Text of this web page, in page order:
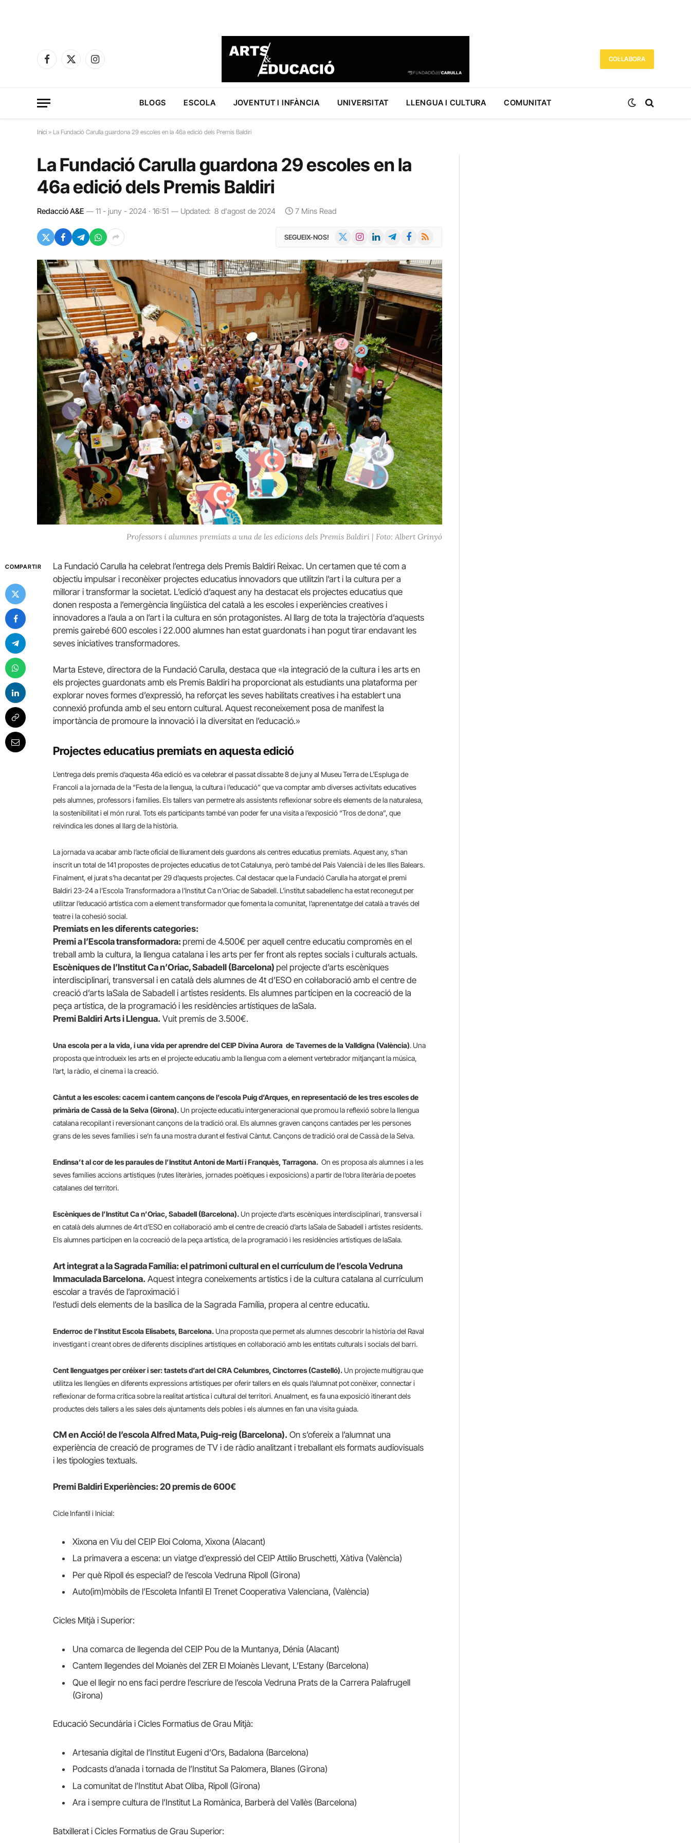
Facebook
X
Instagram
COL·LABORA
BLOGS ESCOLA JOVENTUT I INFÀNCIA UNIVERSITAT LLENGUA I CULTURA COMUNITAT
Inici » La Fundació Carulla guardona 29 escoles en la 46a edició dels Premis Baldiri
La Fundació Carulla guardona 29 escoles en la
46a edició dels Premis Baldiri
Redacció A&E 11 - juny - 2024 · 16:51 Updated: 8 d'agost de 2024 7 Mins Read
SEGUEIX-NOS! InstagramLinkedInTelegramFacebook
RSS
Professors i alumnes premiats a una de les edicions dels Premis Baldiri | Foto: Albert Grinyó
COMPARTIR
La Fundació Carulla ha celebrat l’entrega dels Premis Baldiri Reixac. Un certamen que té com a
objectiu impulsar i reconèixer projectes educatius innovadors que utilitzin l’art i la cultura per a
millorar i transformar la societat. L’edició d’aquest any ha destacat els projectes educatius que
donen resposta a l’emergència lingüística del català a les escoles i experiències creatives i
innovadores a l’aula a on l’art i la cultura en són protagonistes. Al llarg de tota la trajectòria d’aquests
premis gairebé 600 escoles i 22.000 alumnes han estat guardonats i han pogut tirar endavant les
seves iniciatives transformadores.
Marta Esteve, directora de la Fundació Carulla, destaca que «la integració de la cultura i les arts en
els projectes guardonats amb els Premis Baldiri ha proporcionat als estudiants una plataforma per
explorar noves formes d’expressió, ha reforçat les seves habilitats creatives i ha establert una
connexió profunda amb el seu entorn cultural. Aquest reconeixement posa de manifest la
importància de promoure la innovació i la diversitat en l’educació.»
Projectes educatius premiats en aquesta edició
L’entrega dels premis d’aquesta 46a edició es va celebrar el passat dissabte 8 de juny al Museu Terra de L’Espluga de
Francolí a la jornada de la “Festa de la llengua, la cultura i l’educació” que va comptar amb diverses activitats educatives
pels alumnes, professors i famílies. Els tallers van permetre als assistents reflexionar sobre els elements de la naturalesa,
la sostenibilitat i el món rural. Tots els participants també van poder fer una visita a l’exposició “Tros de dona”, que
reivindica les dones al llarg de la història.
La jornada va acabar amb l’acte oficial de lliurament dels guardons als centres educatius premiats.Aquest any, s’han
inscrit un total de 141 propostes de projectes educatius de tot Catalunya, però també del País Valencià i de les Illes Balears.
Finalment, el jurat s’ha decantat per 29 d’aquests projectes. Cal destacar que la Fundació Carulla ha atorgat el premi
Baldiri 23-24 a l’Escola Transformadora a l’Institut Ca n’Oriac de Sabadell. L’institut sabadellenc ha estat reconegut per
utilitzar l’educació artística com a element transformador que fomenta la comunitat, l’aprenentatge del català a través del
teatre i la cohesió social.
Premiats en les diferents categories:
Premi a l’Escola transformadora: premi de 4.500€ per aquell centre educatiu compromès en el
treball amb la cultura, la llengua catalana i les arts per fer front als reptes socials i culturals actuals.
Escèniques de l’Institut Ca n’Oriac, Sabadell (Barcelona) pel projecte d’arts escèniques
interdisciplinari, transversal i en català dels alumnes de 4t d’ESO en col·laboració amb el centre de
creació d’arts laSala de Sabadell i artistes residents. Els alumnes participen en la cocreació de la
peça artística, de la programació i les residències artístiques de laSala.
Premi Baldiri Arts i Llengua. Vuit premis de 3.500€.
Una escola per a la vida, i una vida per aprendre del CEIP Divina Aurora de Tavernes de la Valldigna (València). Una
proposta que introdueix les arts en el projecte educatiu amb la llengua com a element vertebrador mitjançant la música,
l’art, la ràdio, el cinema i la creació.
Càntut a les escoles: cacem i cantem cançons de l’escola Puig d’Arques, en representació de les tres escoles de
primària de Cassà de la Selva (Girona). Un projecte educatiu intergeneracional que promou la reflexió sobre la llengua
catalana recopilant i reversionant cançons de la tradició oral. Els alumnes graven cançons cantades per les persones
grans de les seves famílies i se’n fa una mostra durant el festival Càntut. Cançons de tradició oral de Cassà de la Selva.
Endinsa’t al cor de les paraules de l’Institut Antoni de Martí i Franquès, Tarragona. On es proposa als alumnes i a les
seves famílies accions artístiques (rutes literàries, jornades poètiques i exposicions) a partir de l’obra literària de poetes
catalanes del territori.
Escèniques de l’Institut Ca n’Oriac, Sabadell (Barcelona). Un projecte d’arts escèniques interdisciplinari, transversal i
en català dels alumnes de 4rt d’ESO en col·laboració amb el centre de creació d’arts laSala de Sabadell i artistes residents.
Els alumnes participen en la cocreació de la peça artística, de la programació i les residències artístiques de laSala.
Art integrat a la Sagrada Família: el patrimoni cultural en el currículum de l’escola Vedruna
Immaculada Barcelona. Aquest integra coneixements artístics i de la cultura catalana al currículum
escolar a través de l’aproximació i
l’estudi dels elements de la basílica de la Sagrada Família, propera al centre educatiu.
Enderroc de l’Institut Escola Elisabets, Barcelona. Una proposta que permet als alumnes descobrir la història del Raval
investigant i creant obres de diferents disciplines artístiques en col·laboració amb les entitats culturals i socials del barri.
Cent llenguatges per créixer i ser: tastets d’art del CRA Celumbres, Cinctorres (Castelló). Un projecte multigrau que
utilitza les llengües en diferents expressions artístiques per oferir tallers en els quals l’alumnat pot conèixer, connectar i
reflexionar de forma crítica sobre la realitat artística i cultural del territori. Anualment, es fa una exposició itinerant dels
productes dels tallers a les sales dels ajuntaments dels pobles i els alumnes en fan una visita guiada.
CM en Acció! de l’escola Alfred Mata, Puig-reig (Barcelona). On s’ofereix a l’alumnat una
experiència de creació de programes de TV i de ràdio analitzant i treballant els formats audiovisuals
i les tipologies textuals.
Premi Baldiri Experiències: 20 premis de 600€
Cicle Infantil i Inicial:
Xixona en Viu del CEIP Eloi Coloma, Xixona (Alacant)
La primavera a escena: un viatge d’expressió del CEIP Attilio Bruschetti, Xàtiva (València)
Per què Ripoll és especial? de l’escola Vedruna Ripoll (Girona)
Auto(im)mòbils de l’Escoleta Infantil El Trenet Cooperativa Valenciana, (València)
Cicles Mitjà i Superior:
Una comarca de llegenda del CEIP Pou de la Muntanya, Dénia (Alacant)
Cantem llegendes del Moianès del ZER El Moianès Llevant, L’Estany (Barcelona)
Que el llegir no ens faci perdre l’escriure de l’escola Vedruna Prats de la Carrera Palafrugell
(Girona)
Educació Secundària i Cicles Formatius de Grau Mitjà:
Artesania digital de l’Institut Eugeni d’Ors, Badalona (Barcelona)
Podcasts d’anada i tornada de l’Institut Sa Palomera, Blanes (Girona)
La comunitat de l’Institut Abat Oliba, Ripoll (Girona)
Ara i sempre cultura de l’Institut La Romànica, Barberà del Vallès (Barcelona)
Batxillerat i Cicles Formatius de Grau Superior: